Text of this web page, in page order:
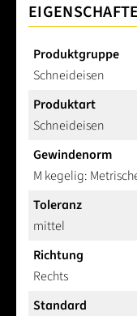
Produktgruppe
Schneideisen
Produktart
Schneideisen
Gewindenorm
M kegelig:
Toleranz
mittel
Richtung
Rechts
Standard